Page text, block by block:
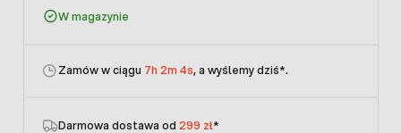
W magazynie
Zamów w ciągu 7h 2m 4s, a wyślemy dziś*.
Darmowa dostawa od 299 zł*